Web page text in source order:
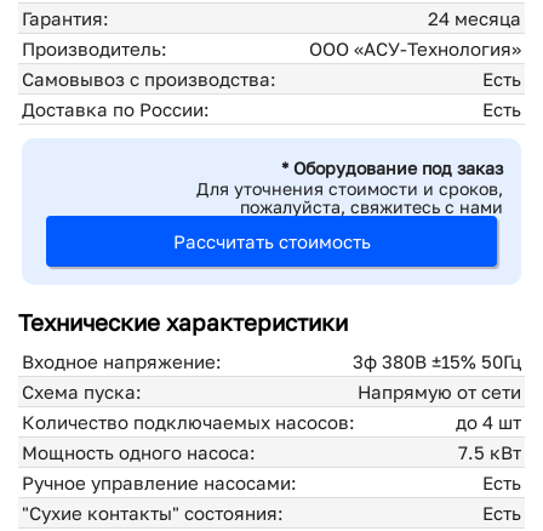
Гарантия:
24 месяца
Производитель:
ООО «АСУ-Технология»
Самовывоз с производства:
Есть
Доставка по России:
Есть
* Оборудование под заказ
Для уточнения стоимости и сроков,
пожалуйста, свяжитесь с нами
Рассчитать стоимость
Технические характеристики
Входное напряжение:
3ф 380В ±15% 50Гц
Схема пуска:
Напрямую от сети
Количество подключаемых насосов:
до 4 шт
Мощность одного насоса:
7.5 кВт
Ручное управление насосами:
Есть
"Сухие контакты" состояния:
Есть